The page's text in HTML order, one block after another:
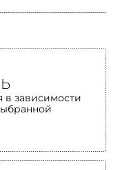
в зависимости